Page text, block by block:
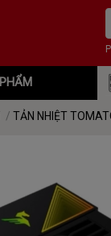
/ TẢN NHIỆT